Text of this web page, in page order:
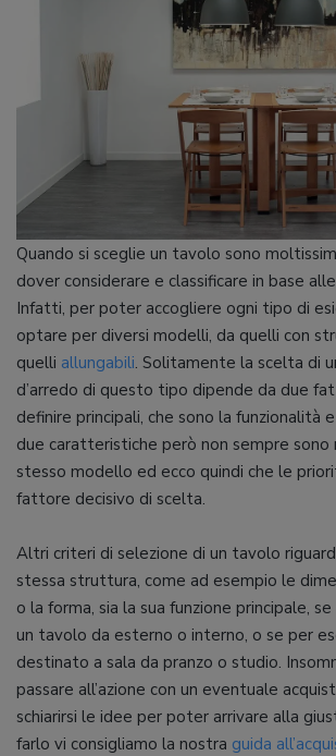
Quando si sceglie un tavolo sono
dover considerare e classificare in base
Infatti, per poter accogliere ogni tipo di
optare per diversi modelli, da quelli con
quelli allungabili. Solitamente la scelta di
d’arredo di questo tipo dipende da due
definire principali, che sono la funzionalità
due caratteristiche però non sempre sono
stesso modello ed ecco quindi che le
fattore decisivo di scelta.
Altri criteri di selezione di un tavolo
stessa struttura, come ad esempio le
o la forma, sia la sua funzione principale,
un tavolo da esterno o interno, o se per
destinato a sala da pranzo o studio.
passare all’azione con un eventuale
schiarirsi le idee per poter arrivare alla
farlo vi consigliamo la nostra guida